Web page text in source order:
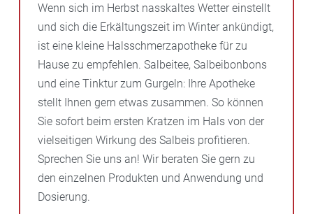
Wenn sich im Herbst nasskaltes Wetter einstellt
und sich die Erkältungszeit im Winter ankündigt,
ist eine kleine Halsschmerzapotheke für zu
Hause zu empfehlen. Salbeitee, Salbeibonbons
und eine Tinktur zum Gurgeln: Ihre Apotheke
stellt Ihnen gern etwas zusammen. So können
Sie sofort beim ersten Kratzen im Hals von der
vielseitigen Wirkung des Salbeis profitieren.
Sprechen Sie uns an! Wir beraten Sie gern zu
den einzelnen Produkten und Anwendung und
Dosierung.